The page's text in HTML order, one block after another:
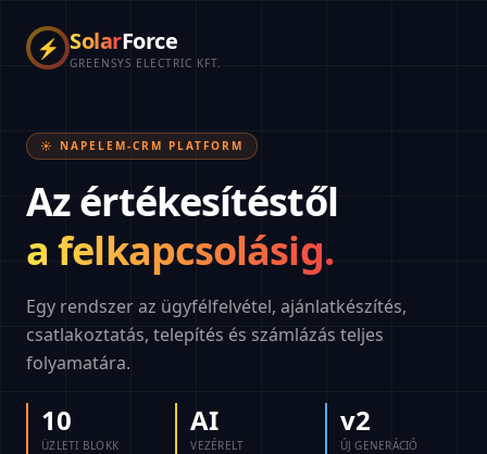
⚡ SolarForce
GREENSYS ELECTRIC KFT.
☀️ NAPELEM-CRM PLATFORM
Az értékesítéstől
a felkapcsolásig.
Egy rendszer az ügyfélfelvétel, ajánlatkészítés,
csatlakoztatás, telepítés és számlázás teljes
folyamatára.
10
ÜZLETI BLOKK
AI
VEZÉRELT
v2
ÚJ GENERÁCIÓ